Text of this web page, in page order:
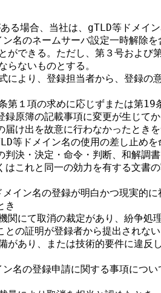
る場合、当社は、gTLD等ドメイ
名のネームサーバ設定一時解除を
ができる。ただし、第３号および
ないものとする。
により、登録担当者から、登録の
第１項の求めに応じずまたは第19
原簿の記載事項に変更が生じて
け出を故意に行わなかったとき
等ドメイン名の使用の差し止めを
決・決定・命令・判断、和解調
これと同一の効力を有する文書
イン名の登録が明白かつ現実的に
き
関にて取消の裁定があり、紛争処
の証明が登録者から提出されな
があり、または技術的要件に違反
名の登録申請に関する事項につい